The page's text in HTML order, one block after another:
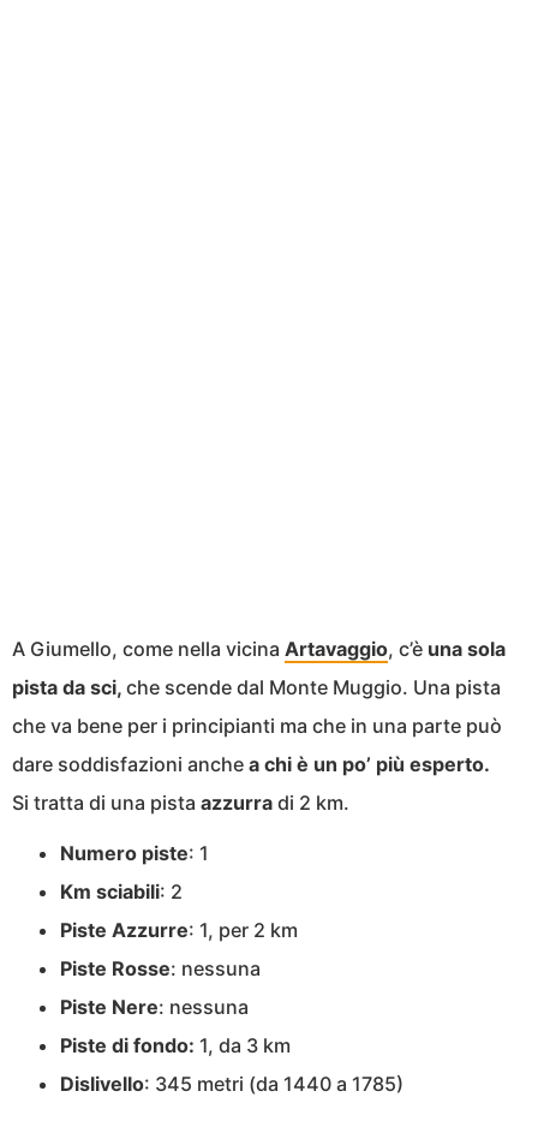
A Giumello, come nella vicina Artavaggio, c’è una sola
pista da sci, che scende dal Monte Muggio. Una pista
che va bene per i principianti ma che in una parte può
dare soddisfazioni anche a chi è un po’ più esperto.
Si tratta di una pista azzurra di 2 km.
Numero piste: 1
Km sciabili: 2
Piste Azzurre: 1, per 2 km
Piste Rosse: nessuna
Piste Nere: nessuna
Piste di fondo: 1, da 3 km
Dislivello: 345 metri (da 1440 a 1785)